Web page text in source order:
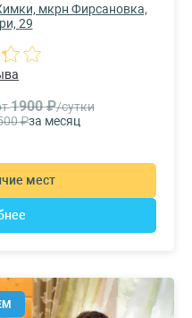
мкрн Фирсановка,
29
1900 ₽/сутки
₽за месяц
мест